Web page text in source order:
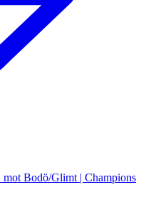
Bodö/Glimt | Champions